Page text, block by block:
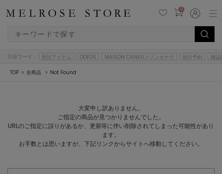
0
注目ワード： 別注アイテム OOFOS MAISON CANAUメゾンカナウ 先行予約 雑誌
TOP 全商品 Not Found
大変申し訳ありません。
ご指定の商品が見つかりませんでした。
URLのご指定に誤りがあるか、更新等に伴い削除されてしまった可能性があり
ます。
お手数とは思いますが、下記リンクからサイトへ移動してください。